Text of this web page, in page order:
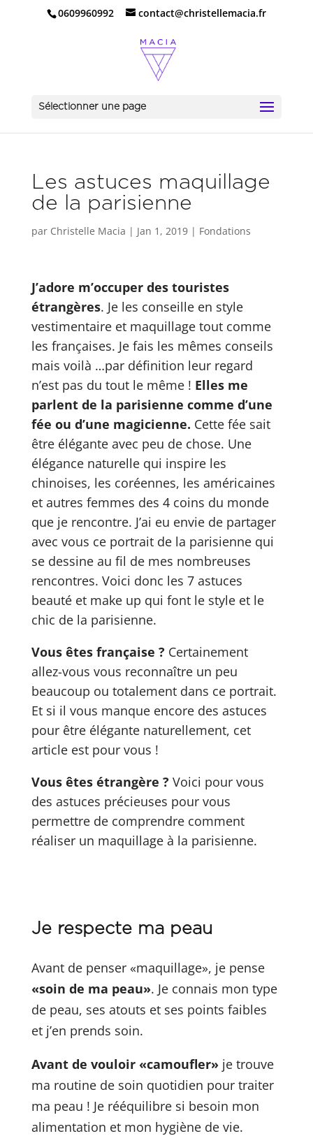
0609960992 contact@christellemacia.fr
Sélectionner une page
Les astuces maquillage
de la parisienne
par Christelle Macia | Jan 1, 2019| Fondations
J’adore m’occuper des touristes
étrangères. Je les conseille en style
vestimentaire et maquillage tout comme
les françaises. Je fais les mêmes conseils
mais voilà …par définition leur regard
n’est pas du tout le même ! Elles me
parlent de la parisienne comme d’une
fée ou d’une magicienne. Cette fée sait
être élégante avec peu de chose. Une
élégance naturelle qui inspire les
chinoises, les coréennes, les américaines
et autres femmes des 4 coins du monde
que je rencontre. J’ai eu envie de partager
avec vous ce portrait de la parisienne qui
se dessine au fil de mes nombreuses
rencontres. Voici donc les 7 astuces
beauté et make up qui font le style et le
chic de la parisienne.
Vous êtes française ? Certainement
allez-vous vous reconnaître un peu
beaucoup ou totalement dans ce portrait.
Et si il vous manque encore des astuces
pour être élégante naturellement, cet
article est pour vous !
Vous êtes étrangère ? Voici pour vous
des astuces précieuses pour vous
permettre de comprendre comment
réaliser un maquillage à la parisienne.
Je respecte ma peau
Avant de penser «maquillage», je pense
«soin de ma peau». Je connais mon type
de peau, ses atouts et ses points faibles
et j’en prends soin.
Avant de vouloir «camoufler»je trouve
ma routine de soin quotidien pour traiter
ma peau ! Je rééquilibre si besoin mon
alimentation et mon hygiène de vie.